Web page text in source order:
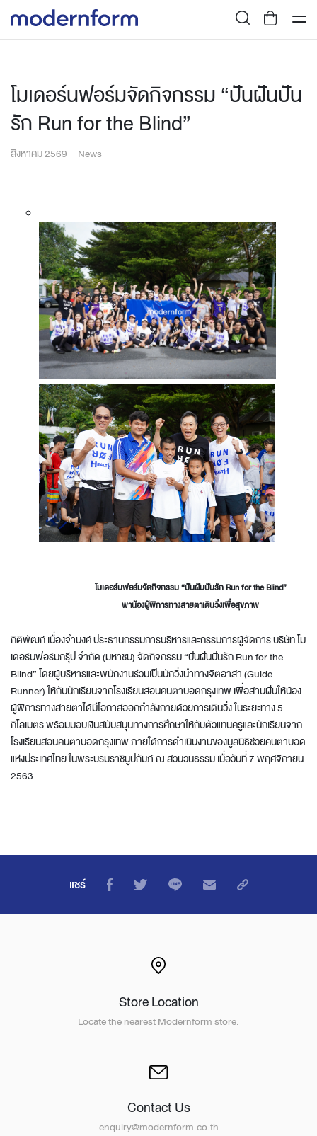
โมเดอร์นฟอร์มจัดกิจกรรม “ปันฝันปัน
รัก Run for the Blind”
สิงหาคม 2569 News
โมเดอร์นฟอร์มจัดกิจกรรม “ปันฝันปันรัก Run for the Blind”
พาน้องผู้พิการทางสายตาเดินวิ่งเพื่อสุขภาพ
กิติพัฒก์ เนื่องจำนงค์ ประธานกรรมการบริหารและกรรมการผู้จัดการ บริษัท โม
เดอร์นฟอร์มกรุ๊ป จำกัด (มหาชน) จัดกิจกรรม “ปันฝันปันรัก Run for the
Blind” โดยผู้บริหารและพนักงานร่วมเป็นนักวิ่งนำทางจิตอาสา (Guide
Runner) ให้กับนักเรียนจากโรงเรียนสอนคนตาบอดกรุงเทพ เพื่อสานฝันให้น้อง
ผู้พิการทางสายตาได้มีโอกาสออกกำลังกายด้วยการเดินวิ่ง ในระยะทาง 5
กิโลเมตร พร้อมมอบเงินสนับสนุนทางการศึกษาให้กับตัวแทนครูและนักเรียนจาก
โรงเรียนสอนคนตาบอดกรุงเทพ ภายใต้การดำเนินงานของมูลนิธิช่วยคนตาบอด
แห่งประเทศไทย ในพระบรมราชินูปถัมภ์ ณ สวนวนธรรม เมื่อวันที่ 7 พฤศจิกายน
2563
แชร์
Store Location
Locate the nearest Modernform store.
Contact Us
enquiry@modernform.co.th